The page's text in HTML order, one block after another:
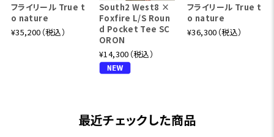
フライリール True t
o nature
¥35,200（税込）
South2 West8 ×
Foxfire L/S Roun
d Pocket Tee SC
ORON
¥14,300（税込）
フライリール True t
o nature
¥36,300（税込）
最近チェックした商品